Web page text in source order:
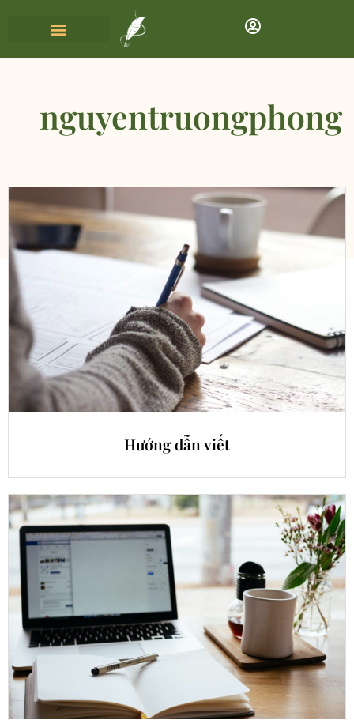
nguyentruongphong
Hướng dẫn viết